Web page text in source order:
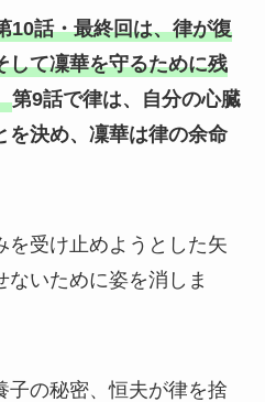
10話・最終回は、律が復
して凜華を守るために残
第9話で律は、自分の心臓
を決め、凜華は律の余命
を受け止めようとした矢
いために姿を消しま
子の秘密、恒夫が律を捨